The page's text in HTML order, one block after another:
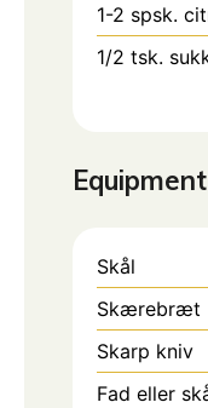
1-2 spsk.
1/2 tsk.
Equipment
Skål
Skærebræt
Skarp kniv
Fad eller